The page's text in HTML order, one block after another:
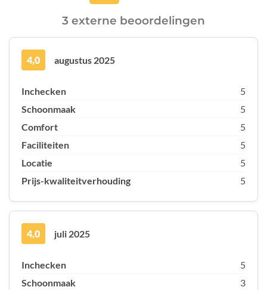
3 externe beoordelingen
4,0 augustus 2025
Inchecken
5
Schoonmaak
5
Comfort
5
Faciliteiten
5
Locatie
5
Prijs-kwaliteitverhouding
5
4,0 juli 2025
Inchecken
5
Schoonmaak
3